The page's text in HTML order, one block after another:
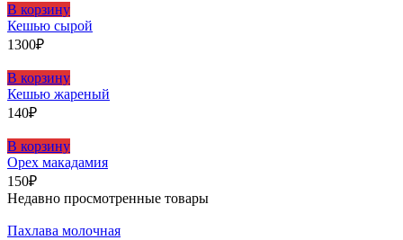
В корзину
Кешью сырой
1300₽
В корзину
Кешью жареный
140₽
В корзину
Орех макадамия
150₽
Недавно просмотренные товары
Пахлава молочная